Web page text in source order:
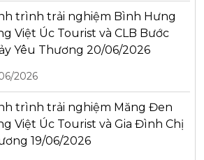
trình trải nghiệm Bình Hưng
Việt Úc Tourist và CLB Bước
Yêu Thương 20/06/2026
2026
trình trải nghiệm Măng Đen
Việt Úc Tourist và Gia Đình Chị
19/06/2026